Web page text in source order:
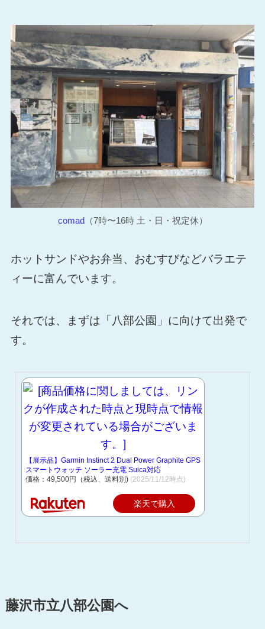
comad（7時〜16時 土・日・祝定休）
ホットサンドやお弁当、おむすびなどバラエテ
ィーに富んでいます。
それでは、まずは「八部公園」に向けて出発で
す。
【展示品】Garmin Instinct 2 Dual Power Graphite GPS
スマートウォッチ ソーラー充電 Suica対応
価格：49,500円（税込、送料別) (2025/11/12時点)
楽天で購入
藤沢市立八部公園へ